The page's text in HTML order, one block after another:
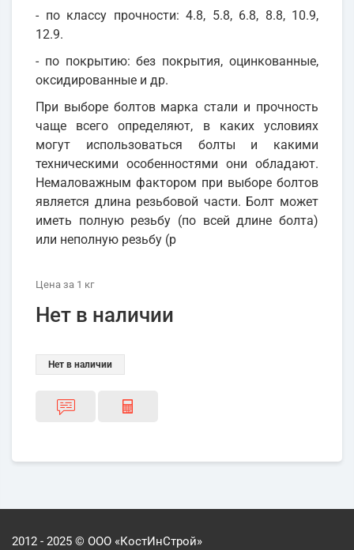
- по классу прочности: 4.8, 5.8, 6.8, 8.8, 10.9,
12.9.
- по покрытию: без покрытия, оцинкованные,
оксидированные и др.
При выборе болтов марка стали и прочность
чаще всего определяют, в каких условиях
могут использоваться болты и какими
техническими особенностями они обладают.
Немаловажным фактором при выборе болтов
является длина резьбовой части. Болт может
иметь полную резьбу (по всей длине болта)
или неполную резьбу (р
Цена за 1 кг
Нет в наличии
Нет в наличии
2012 - 2025 © ООО «КостИнСтрой»